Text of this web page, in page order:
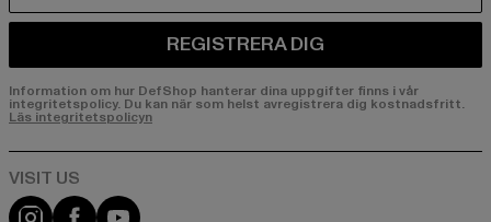
REGISTRERA DIG
Information om hur DefShop hanterar dina uppgifter finns i vår
integritetspolicy. Du kan när som helst avregistrera dig kostnadsfritt.
Läs integritetspolicyn
Visit our Instagram page:
Visit our Facebook page:
Visit our YouTube channel: